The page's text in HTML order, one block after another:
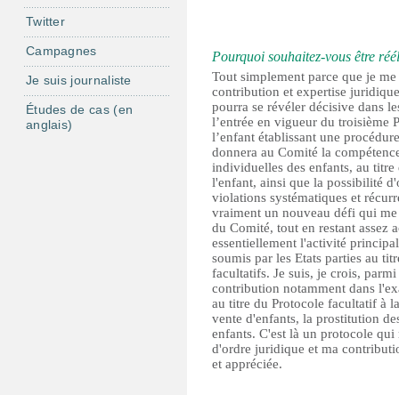
Pourquoi souhaitez-vous être
Tout simplement parce que je
contribution et expertise
pourra se révéler décisive dans
l’entrée en vigueur du troisième
l’enfant établissant une
donnera au Comité la
individuelles des enfants, au
l'enfant, ainsi que la possibilité
violations systématiques et
vraiment un nouveau défi qui
du Comité, tout en restant assez
essentiellement l'activité
soumis par les Etats parties au
facultatifs. Je suis, je crois,
contribution notamment dans
au titre du Protocole facultatif à
vente d'enfants, la prostitution
enfants. C'est là un protocole qui
d'ordre juridique et ma
et appréciée.
Twitter
Campagnes
Je suis journaliste
Études de cas (en
anglais)